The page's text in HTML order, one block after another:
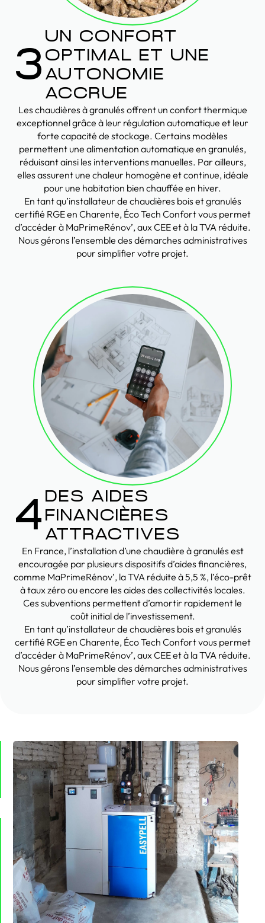
3
UN CONFORT
OPTIMAL ET UNE
AUTONOMIE
ACCRUE
Les chaudières à granulés offrent un confort thermique
exceptionnel grâce à leur régulation automatique et leur
forte capacité de stockage. Certains modèles
permettent une alimentation automatique en granulés,
réduisant ainsi les interventions manuelles. Par ailleurs,
elles assurent une chaleur homogène et continue, idéale
pour une habitation bien chauffée en hiver.
En tant qu’installateur de chaudières bois et granulés
certifié RGE en Charente, Éco Tech Confort vous permet
d’accéder à MaPrimeRénov’, aux CEE et à la TVA réduite.
Nous gérons l’ensemble des démarches administratives
pour simplifier votre projet.
4 DES AIDES
FINANCIÈRES
ATTRACTIVES
En France, l’installation d’une chaudière à granulés est
encouragée par plusieurs dispositifs d’aides financières,
comme MaPrimeRénov’, la TVA réduite à 5,5 %, l’éco-prêt
à taux zéro ou encore les aides des collectivités locales.
Ces subventions permettent d’amortir rapidement le
coût initial de l’investissement.
En tant qu’installateur de chaudières bois et granulés
certifié RGE en Charente, Éco Tech Confort vous permet
d’accéder à MaPrimeRénov’, aux CEE et à la TVA réduite.
Nous gérons l’ensemble des démarches administratives
pour simplifier votre projet.